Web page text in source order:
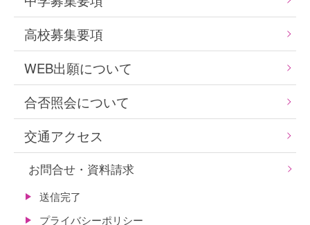
高校募集要項
WEB出願について
合否照会について
交通アクセス
お問合せ・資料請求
送信完了
プライバシーポリシー